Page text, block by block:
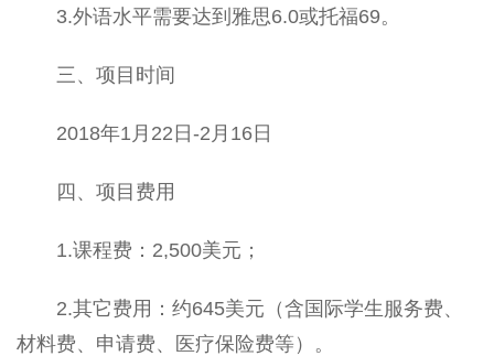
3.外语水平需要达到雅思6.0或托福69。
三、项目时间
2018年1月22日-2月16日
四、项目费用
1.课程费：2,500美元；
2.其它费用：约645美元（含国际学生服务费、
材料费、申请费、医疗保险费等）。